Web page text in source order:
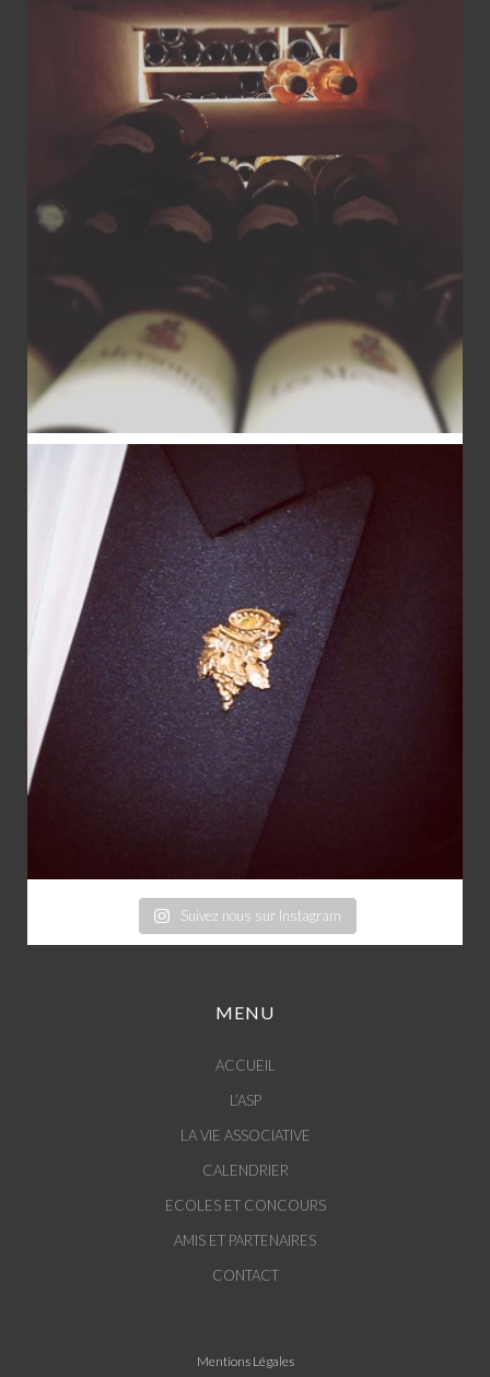
Suivez nous sur Instagram
MENU
ACCUEIL
L’ASP
LA VIE ASSOCIATIVE
CALENDRIER
ECOLES ET CONCOURS
AMIS ET PARTENAIRES
CONTACT
Mentions Légales